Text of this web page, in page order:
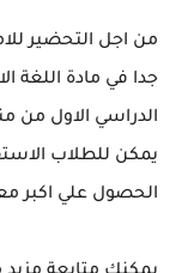
من اجل التحضير
جدا في مادة اللغة
يمكن للطلاب
الحصول علي اكبر